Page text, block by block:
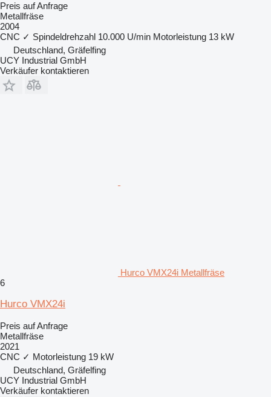
Preis auf Anfrage
Metallfräse
2004
CNC ✓ Spindeldrehzahl 10.000 U/min Motorleistung 13 kW
Deutschland, Gräfelfing
UCY Industrial GmbH
Verkäufer kontaktieren
Hurco VMX24i Metallfräse
6
Hurco VMX24i
Preis auf Anfrage
Metallfräse
2021
CNC ✓ Motorleistung 19 kW
Deutschland, Gräfelfing
UCY Industrial GmbH
Verkäufer kontaktieren